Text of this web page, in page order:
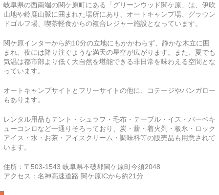
岐阜県の西南端の関ケ原町にある「グリーンウッド関ケ原」は、伊吹
山地や鈴鹿山脈に囲まれた場所にあり、オートキャンプ場、グラウン
ドゴルフ場、喫茶軽食からの複合レジャー施設となっています。
関ケ原インターから約10分の立地にもかかわらず、静かな木立に囲
まれ、夜には降り注ぐような満天の星空が広がります。また、夏でも
気温は都市部より低く大自然を堪能できる非日常を味わえる空間とな
っています。
オートキャンプサイトとフリーサイトの他に、コテージやバンガロー
もあります。
レンタル用品もテント・シュラフ・毛布・テーブル・イス・バーベキ
ューコンロなど一通りそろっており、炭・薪・着火剤・板氷・ロック
アイス・水・お茶・アイスクリーム・調味料等の販売品も用意されて
います。
住所：〒503-1543 岐阜県不破郡関ケ原町今須2048
アクセス：名神高速道路 関ケ原ICから約21分